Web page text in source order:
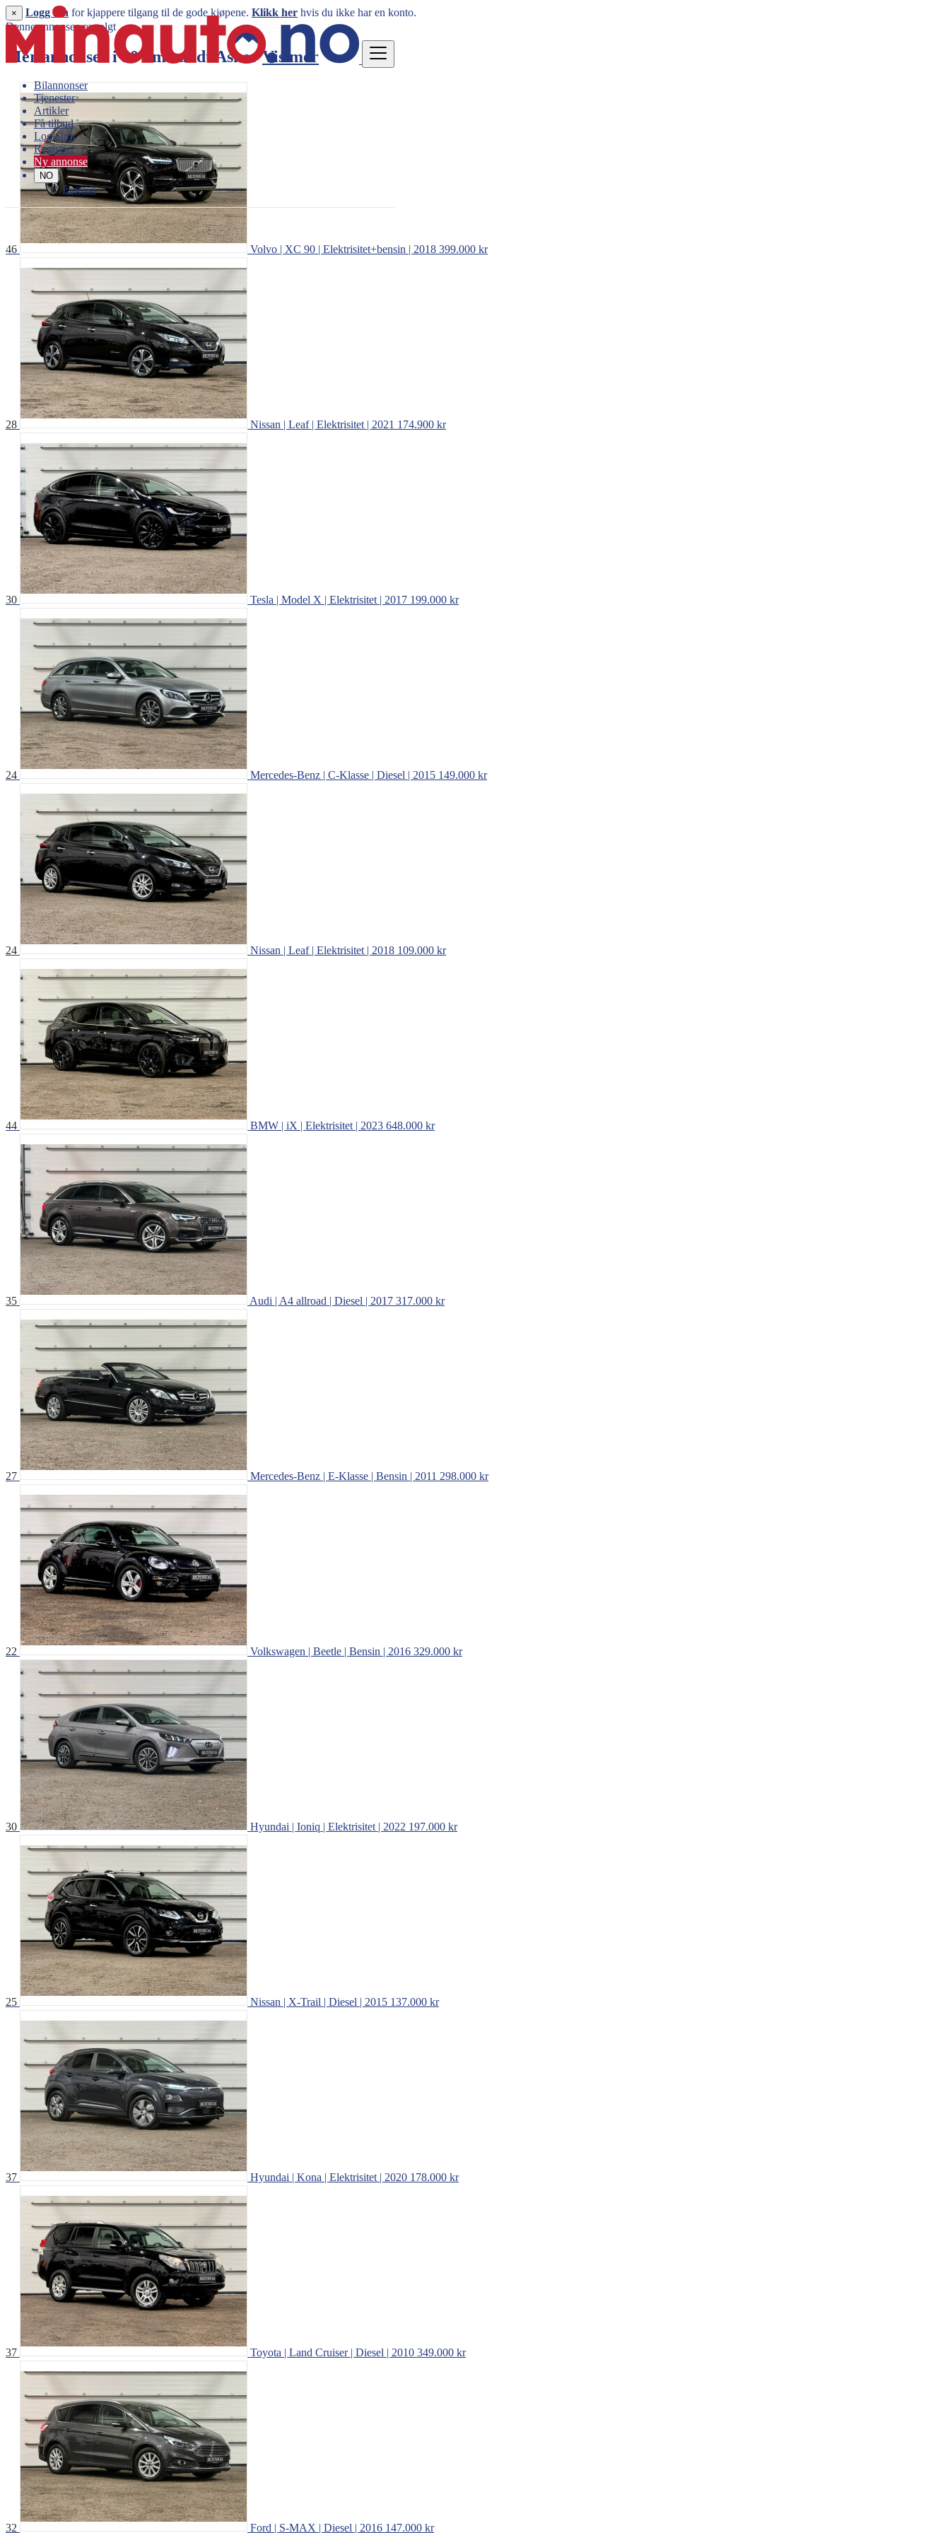
Bilannonser
Tjenester
Artikler
Få tilbud
Logg inn
Registrer
Ny annonse
NO
English
× Logg inn for kjappere tilgang til de gode kjøpene. Klikk her hvis du ikke har en konto.
Denne annonsen er solgt
Mer annonser i 50 km rundt Asker Vis mer
46 Volvo | XC 90 | Elektrisitet+bensin | 2018 399.000 kr
28 Nissan | Leaf | Elektrisitet | 2021 174.900 kr
30 Tesla | Model X | Elektrisitet | 2017 199.000 kr
24 Mercedes-Benz | C-Klasse | Diesel | 2015 149.000 kr
24 Nissan | Leaf | Elektrisitet | 2018 109.000 kr
44 BMW | iX | Elektrisitet | 2023 648.000 kr
35 Audi | A4 allroad | Diesel | 2017 317.000 kr
27 Mercedes-Benz | E-Klasse | Bensin | 2011 298.000 kr
22 Volkswagen | Beetle | Bensin | 2016 329.000 kr
30 Hyundai | Ioniq | Elektrisitet | 2022 197.000 kr
25 Nissan | X-Trail | Diesel | 2015 137.000 kr
37 Hyundai | Kona | Elektrisitet | 2020 178.000 kr
37 Toyota | Land Cruiser | Diesel | 2010 349.000 kr
32 Ford | S-MAX | Diesel | 2016 147.000 kr